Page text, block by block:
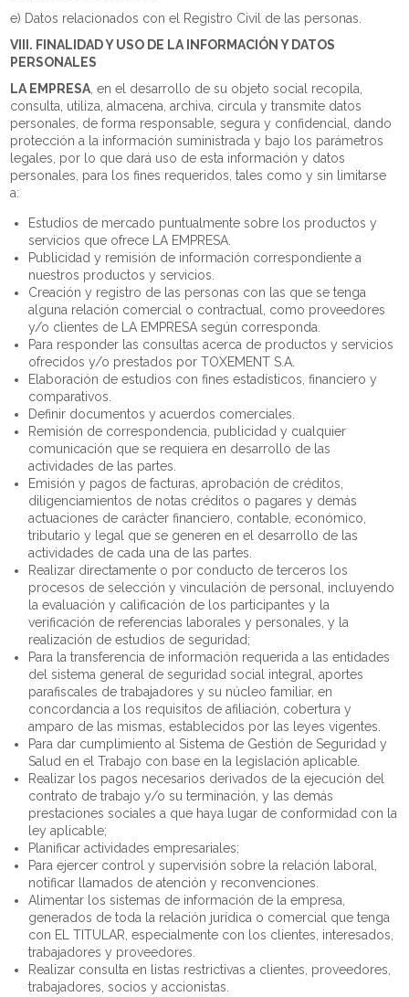
e) Datos relacionados con el Registro Civil de las personas.
VIII. FINALIDAD Y USO DE LA INFORMACIÓN Y DATOS
PERSONALES
LA EMPRESA , en el desarrollo de su objeto social recopila,
consulta, utiliza, almacena, archiva, circula y transmite datos
personales, de forma responsable, segura y confidencial, dando
protección a la información suministrada y bajo los parámetros
legales, por lo que dará uso de esta información y datos
personales, para los fines requeridos, tales como y sin limitarse
a:
Estudios de mercado puntualmente sobre los productos y
servicios que ofrece LA EMPRESA.
Publicidad y remisión de información correspondiente a
nuestros productos y servicios.
Creación y registro de las personas con las que se tenga
alguna relación comercial o contractual, como proveedores
y/o clientes de LA EMPRESA según corresponda.
Para responder las consultas acerca de productos y servicios
ofrecidos y/o prestados por TOXEMENT S.A.
Elaboración de estudios con fines estadísticos, financiero y
comparativos.
Definir documentos y acuerdos comerciales.
Remisión de correspondencia, publicidad y cualquier
comunicación que se requiera en desarrollo de las
actividades de las partes.
Emisión y pagos de facturas, aprobación de créditos,
diligenciamientos de notas créditos o pagares y demás
actuaciones de carácter financiero, contable, económico,
tributario y legal que se generen en el desarrollo de las
actividades de cada una de las partes.
Realizar directamente o por conducto de terceros los
procesos de selección y vinculación de personal, incluyendo
la evaluación y calificación de los participantes y la
verificación de referencias laborales y personales, y la
realización de estudios de seguridad;
Para la transferencia de información requerida a las entidades
del sistema general de seguridad social integral, aportes
parafiscales de trabajadores y su núcleo familiar, en
concordancia a los requisitos de afiliación, cobertura y
amparo de las mismas, establecidos por las leyes vigentes.
Para dar cumplimiento al Sistema de Gestión de Seguridad y
Salud en el Trabajo con base en la legislación aplicable.
Realizar los pagos necesarios derivados de la ejecución del
contrato de trabajo y/o su terminación, y las demás
prestaciones sociales a que haya lugar de conformidad con la
ley aplicable;
Planificar actividades empresariales;
Para ejercer control y supervisión sobre la relación laboral,
notificar llamados de atención y reconvenciones.
Alimentar los sistemas de información de la empresa,
generados de toda la relación jurídica o comercial que tenga
con EL TITULAR, especialmente con los clientes, interesados,
trabajadores y proveedores.
Realizar consulta en listas restrictivas a clientes, proveedores,
trabajadores, socios y accionistas.